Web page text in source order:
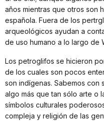
años mientras que otros son
española. Fuera de los
arqueológicos ayudan a
de uso humano a lo largo de
Los petroglifos se hicieron
de los cuales son pocos
son indígenas. Sabemos con
algo más que tan sólo arte o
símbolos culturales
compleja y religión de las